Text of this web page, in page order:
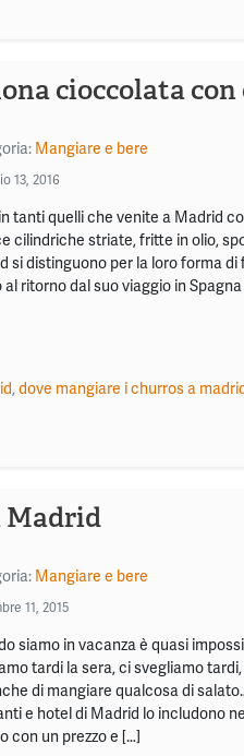
cioccolata
Mangiare e bere
13, 2016
tanti quelli che venite a Madrid
cilindriche striate, fritte in olio,
si distinguono per la loro forma di
al ritorno dal suo viaggio in
, dove mangiare i churros a madrid
Madrid
Mangiare e bere
11, 2015
siamo in vacanza è quasi
tardi la sera, ci svegliamo
di mangiare qualcosa di
e hotel di Madrid lo includono
con un prezzo e […]